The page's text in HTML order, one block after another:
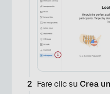
Fare clic su Crea